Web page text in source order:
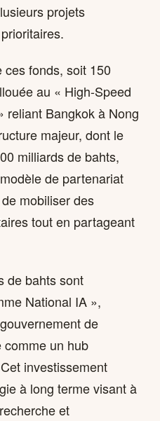
projets
fonds, soit 150
au « High-Speed
reliant Bangkok à Nong
majeur, dont le
milliards de bahts,
de partenariat
mobiliser des
tout en partageant
de bahts sont
National IA »,
de
un hub
investissement
à long terme visant à
et